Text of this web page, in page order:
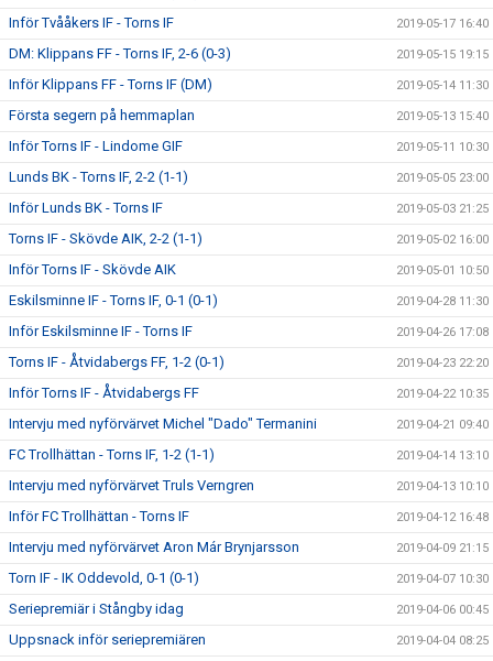
Inför Tvååkers IF - Torns IF 2019-05-17 16:40
DM: Klippans FF - Torns IF, 2-6 (0-3) 2019-05-15 19:15
Inför Klippans FF - Torns IF (DM) 2019-05-14 11:30
Första segern på hemmaplan 2019-05-13 15:40
Inför Torns IF - Lindome GIF 2019-05-11 10:30
Lunds BK - Torns IF, 2-2 (1-1) 2019-05-05 23:00
Inför Lunds BK - Torns IF 2019-05-03 21:25
Torns IF - Skövde AIK, 2-2 (1-1) 2019-05-02 16:00
Inför Torns IF - Skövde AIK 2019-05-01 10:50
Eskilsminne IF - Torns IF, 0-1 (0-1) 2019-04-28 11:30
Inför Eskilsminne IF - Torns IF 2019-04-26 17:08
Torns IF - Åtvidabergs FF, 1-2 (0-1) 2019-04-23 22:20
Inför Torns IF - Åtvidabergs FF 2019-04-22 10:35
Intervju med nyförvärvet Michel "Dado" Termanini 2019-04-21 09:40
FC Trollhättan - Torns IF, 1-2 (1-1) 2019-04-14 13:10
Intervju med nyförvärvet Truls Verngren 2019-04-13 10:10
Inför FC Trollhättan - Torns IF 2019-04-12 16:48
Intervju med nyförvärvet Aron Már Brynjarsson 2019-04-09 21:15
Torn IF - IK Oddevold, 0-1 (0-1) 2019-04-07 10:30
Seriepremiär i Stångby idag 2019-04-06 00:45
Uppsnack inför seriepremiären 2019-04-04 08:25